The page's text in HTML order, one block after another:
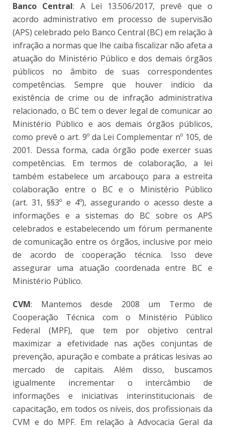
Banco Central: A Lei 13.506/2017, prevê que o
acordo administrativo em processo de supervisão
(APS) celebrado pelo Banco Central (BC) em relação à
infração a normas que lhe caiba fiscalizar não afeta a
atuação do Ministério Público e dos demais órgãos
públicos no âmbito de suas correspondentes
competências. Sempre que houver indício da
existência de crime ou de infração administrativa
relacionado, o BC tem o dever legal de comunicar ao
Ministério Público e aos demais órgãos públicos,
como prevê o art. 9º da Lei Complementar nº 105, de
2001. Dessa forma, cada órgão pode exercer suas
competências. Em termos de colaboração, a lei
também estabelece um arcabouço para a estreita
colaboração entre o BC e o Ministério Público
(art. 31, §§3º e 4º), assegurando o acesso deste a
informações e a sistemas do BC sobre os APS
celebrados e estabelecendo um fórum permanente
de comunicação entre os órgãos, inclusive por meio
de acordo de cooperação técnica. Isso deve
assegurar uma atuação coordenada entre BC e
Ministério Público.
CVM: Mantemos desde 2008 um Termo de
Cooperação Técnica com o Ministério Público
Federal (MPF), que tem por objetivo central
maximizar a efetividade nas ações conjuntas de
prevenção, apuração e combate a práticas lesivas ao
mercado de capitais. Além disso, buscamos
igualmente incrementar o intercâmbio de
informações e iniciativas interinstitucionais de
capacitação, em todos os níveis, dos profissionais da
CVM e do MPF. Em relação à Advocacia Geral da